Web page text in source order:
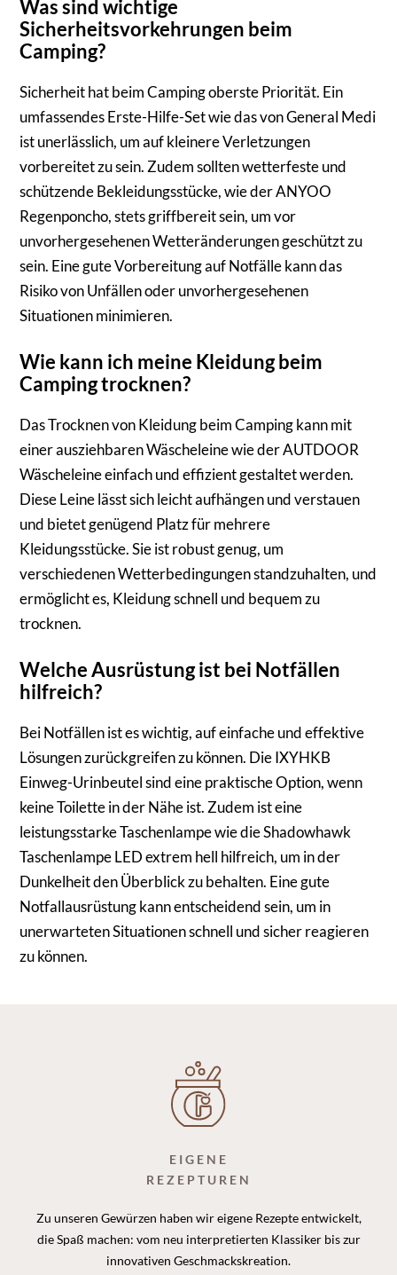
Was sind wichtige
Sicherheitsvorkehrungen beim
Camping?
Sicherheit hat beim Camping oberste Priorität. Ein
umfassendes Erste-Hilfe-Set wie das von General Medi
ist unerlässlich, um auf kleinere Verletzungen
vorbereitet zu sein. Zudem sollten wetterfeste und
schützende Bekleidungsstücke, wie der ANYOO
Regenponcho, stets griffbereit sein, um vor
unvorhergesehenen Wetteränderungen geschützt zu
sein. Eine gute Vorbereitung auf Notfälle kann das
Risiko von Unfällen oder unvorhergesehenen
Situationen minimieren.
Wie kann ich meine Kleidung beim
Camping trocknen?
Das Trocknen von Kleidung beim Camping kann mit
einer ausziehbaren Wäscheleine wie der AUTDOOR
Wäscheleine einfach und effizient gestaltet werden.
Diese Leine lässt sich leicht aufhängen und verstauen
und bietet genügend Platz für mehrere
Kleidungsstücke. Sie ist robust genug, um
verschiedenen Wetterbedingungen standzuhalten, und
ermöglicht es, Kleidung schnell und bequem zu
trocknen.
Welche Ausrüstung ist bei Notfällen
hilfreich?
Bei Notfällen ist es wichtig, auf einfache und effektive
Lösungen zurückgreifen zu können. Die IXYHKB
Einweg-Urinbeutel sind eine praktische Option, wenn
keine Toilette in der Nähe ist. Zudem ist eine
leistungsstarke Taschenlampe wie die Shadowhawk
Taschenlampe LED extrem hell hilfreich, um in der
Dunkelheit den Überblick zu behalten. Eine gute
Notfallausrüstung kann entscheidend sein, um in
unerwarteten Situationen schnell und sicher reagieren
zu können.
EIGENE
REZEPTUREN
Zu unseren Gewürzen haben wir eigene Rezepte entwickelt,
die Spaß machen: vom neu interpretierten Klassiker bis zur
innovativen Geschmackskreation.